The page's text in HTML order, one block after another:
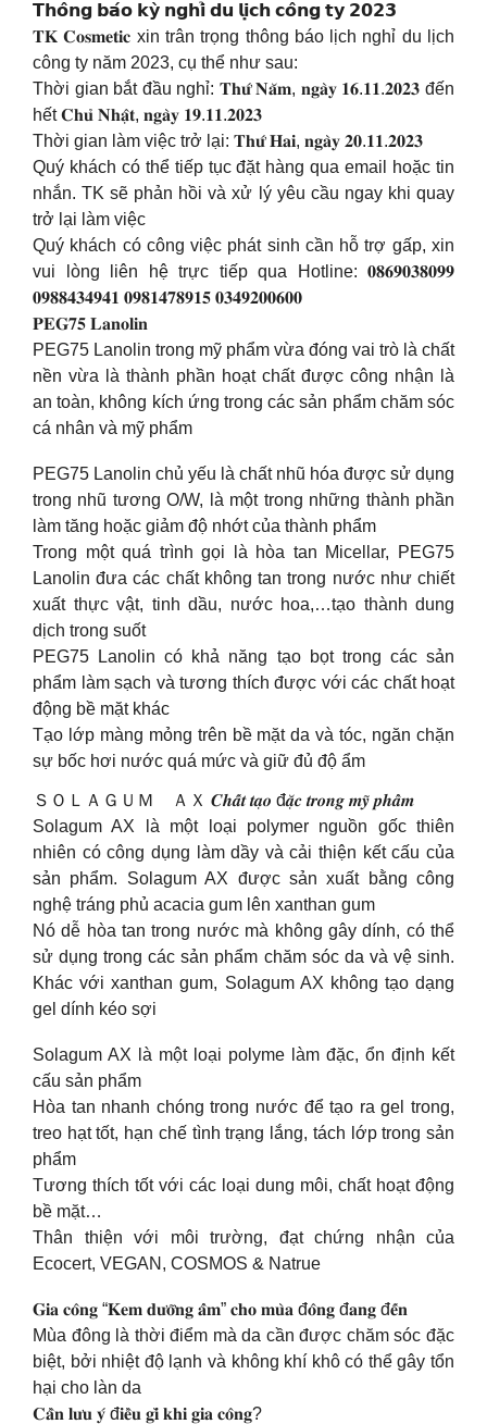
𝗧𝗵𝗼̂𝗻𝗴 𝗯𝗮́𝗼 𝗸𝘆̀ 𝗻𝗴𝗵𝗶̉ 𝗱𝘂 𝗹𝗶̣𝗰𝗵 𝗰𝗼̂𝗻𝗴 𝘁𝘆 𝟮𝟬𝟮𝟯
𝐓𝐊 𝐂𝐨𝐬𝐦𝐞𝐭𝐢𝐜 xin trân trọng thông báo lịch nghỉ du lịch
công ty năm 2023, cụ thể như sau:
Thời gian bắt đầu nghỉ: 𝐓𝐡𝐮̛́ 𝐍𝐚̆𝐦, 𝐧𝐠𝐚̀𝐲 𝟏𝟔.𝟏𝟏.𝟐𝟎𝟐𝟑 đến
hết 𝐂𝐡𝐮̉ 𝐍𝐡𝐚̣̂𝐭, 𝐧𝐠𝐚̀𝐲 𝟏𝟗.𝟏𝟏.𝟐𝟎𝟐𝟑
Thời gian làm việc trở lại: 𝐓𝐡𝐮̛́ 𝐇𝐚𝐢, 𝐧𝐠𝐚̀𝐲 𝟐𝟎.𝟏𝟏.𝟐𝟎𝟐𝟑
Quý khách có thể tiếp tục đặt hàng qua email hoặc tin
nhắn. TK sẽ phản hồi và xử lý yêu cầu ngay khi quay
trở lại làm việc
Quý khách có công việc phát sinh cần hỗ trợ gấp, xin
vui lòng liên hệ trực tiếp qua Hotline: 𝟎𝟖𝟔𝟗𝟎𝟑𝟖𝟎𝟗𝟗
𝟎𝟗𝟖𝟖𝟒𝟑𝟒𝟗𝟒𝟏 𝟎𝟗𝟖𝟏𝟒𝟕𝟖𝟗𝟏𝟓 𝟎𝟑𝟒𝟗𝟐𝟎𝟎𝟔𝟎𝟎
𝐏𝐄𝐆𝟕𝟓 𝐋𝐚𝐧𝐨𝐥𝐢𝐧
PEG75 Lanolin trong mỹ phẩm vừa đóng vai trò là chất
nền vừa là thành phần hoạt chất được công nhận là
an toàn, không kích ứng trong các sản phẩm chăm sóc
cá nhân và mỹ phẩm
PEG75 Lanolin chủ yếu là chất nhũ hóa được sử dụng
trong nhũ tương O/W, là một trong những thành phần
làm tăng hoặc giảm độ nhớt của thành phẩm
Trong một quá trình gọi là hòa tan Micellar, PEG75
Lanolin đưa các chất không tan trong nước như chiết
xuất thực vật, tinh dầu, nước hoa,…tạo thành dung
dịch trong suốt
PEG75 Lanolin có khả năng tạo bọt trong các sản
phẩm làm sạch và tương thích được với các chất hoạt
động bề mặt khác
Tạo lớp màng mỏng trên bề mặt da và tóc, ngăn chặn
sự bốc hơi nước quá mức và giữ đủ độ ẩm
ＳＯＬＡＧＵＭ ＡＸ 𝑪𝒉𝒂̂́𝒕 𝒕𝒂̣𝒐 đ𝒂̣̆𝒄 𝒕𝒓𝒐𝒏𝒈 𝒎𝒚̃ 𝒑𝒉𝒂̂̉𝒎
Solagum AX là một loại polymer nguồn gốc thiên
nhiên có công dụng làm dầy và cải thiện kết cấu của
sản phẩm. Solagum AX được sản xuất bằng công
nghệ tráng phủ acacia gum lên xanthan gum
Nó dễ hòa tan trong nước mà không gây dính, có thể
sử dụng trong các sản phẩm chăm sóc da và vệ sinh.
Khác với xanthan gum, Solagum AX không tạo dạng
gel dính kéo sợi
Solagum AX là một loại polyme làm đặc, ổn định kết
cấu sản phẩm
Hòa tan nhanh chóng trong nước để tạo ra gel trong,
treo hạt tốt, hạn chế tình trạng lắng, tách lớp trong sản
phẩm
Tương thích tốt với các loại dung môi, chất hoạt động
bề mặt…
Thân thiện với môi trường, đạt chứng nhận của
Ecocert, VEGAN, COSMOS & Natrue
𝐆𝐢𝐚 𝐜𝐨̂𝐧𝐠 “𝐊𝐞𝐦 𝐝𝐮̛𝐨̛̃𝐧𝐠 𝐚̂̉𝐦” 𝐜𝐡𝐨 𝐦𝐮̀𝐚 đ𝐨̂𝐧𝐠 đ𝐚𝐧𝐠 đ𝐞̂́𝐧
Mùa đông là thời điểm mà da cần được chăm sóc đặc
biệt, bởi nhiệt độ lạnh và không khí khô có thể gây tổn
hại cho làn da
𝐂𝐚̂̀𝐧 𝐥𝐮̛𝐮 𝐲́ đ𝐢𝐞̂̀𝐮 𝐠𝐢̀ 𝐤𝐡𝐢 𝐠𝐢𝐚 𝐜𝐨̂𝐧𝐠?